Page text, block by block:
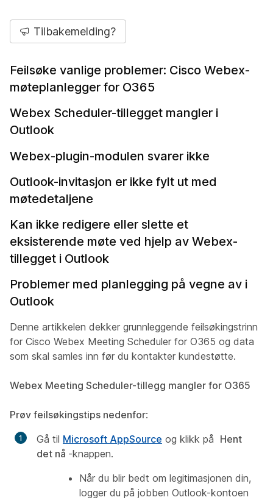
Tilbakemelding?
Feilsøke vanlige problemer: Cisco Webex-
møteplanlegger for O365
Webex Scheduler-tillegget mangler i
Outlook
Webex-plugin-modulen svarer ikke
Outlook-invitasjon er ikke fylt ut med
møtedetaljene
Kan ikke redigere eller slette et
eksisterende møte ved hjelp av Webex-
tillegget i Outlook
Problemer med planlegging på vegne av i
Outlook
Denne artikkelen dekker grunnleggende feilsøkingstrinn
for Cisco Webex Meeting Scheduler for O365 og data
som skal samles inn før du kontakter kundestøtte.
Webex Meeting Scheduler-tillegg mangler for O365
Prøv feilsøkingstips nedenfor:
Gå til Microsoft AppSource og klikk på Hent
det nå -knappen.
Når du blir bedt om legitimasjonen din,
logger du på jobben Outlook-kontoen